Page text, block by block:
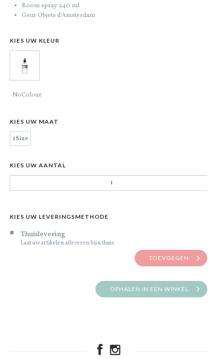
Room spray 240 ml
Geur Objets d'Amsterdam
KIES UW KLEUR
NoColour
KIES UW MAAT
1Size
KIES UW AANTAL
KIES UW LEVERINGSMETHODE
Thuislevering
Laat uw artikelen afleveren bij u thuis
TOEVOEGEN
OPHALEN IN EEN WINKEL